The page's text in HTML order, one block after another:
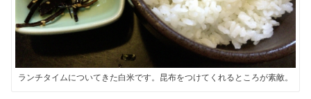
ランチタイムについてきた白米です。昆布をつけてくれるところが素敵。